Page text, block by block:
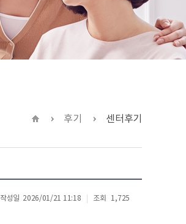
후기 센터후기
작성일 2026/01/21 11:18 조회 1,725